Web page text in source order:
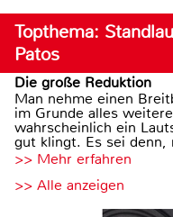
Topthema:
Patos
Die große Reduktion
Man nehme einen
im Grunde alles
wahrscheinlich ein
gut klingt. Es sei
>> Mehr erfahren
>> Alle anzeigen